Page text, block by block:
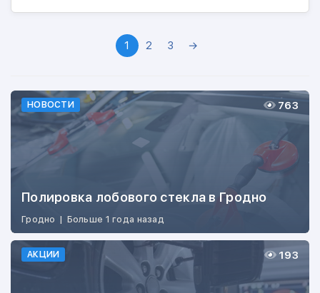
1 2 3 →
НОВОСТИ
Полировка лобового стекла в Гродно
Гродно | Больше 1 года назад
763
АКЦИИ 193